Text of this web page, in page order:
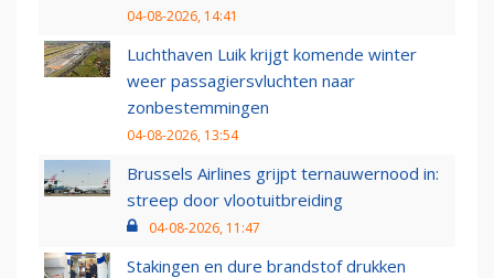
04-08-2026, 14:41
Luchthaven Luik krijgt komende winter
weer passagiersvluchten naar
zonbestemmingen
04-08-2026, 13:54
Brussels Airlines grijpt ternauwernood in:
streep door vlootuitbreiding
04-08-2026, 11:47
Stakingen en dure brandstof drukken